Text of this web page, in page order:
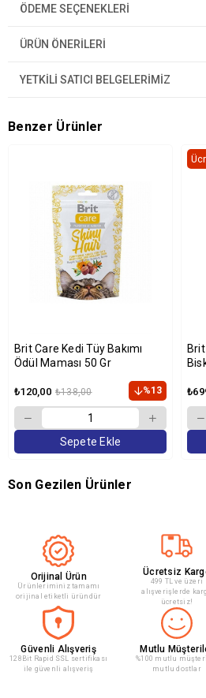
ÖDEME SEÇENEKLERI
ÜRÜN ÖNERILERI
YETKİLİ SATICI BELGELERİMİZ
Benzer Ürünler
Brit Care Kedi Tüy Bakımı
Ödül Maması 50 Gr
₺120,00 ₺138,00 %13
Sepete Ekle
Son Gezilen Ürünler
Orijinal Ürün
Ürünleriminiz tamamı
orijinal etiketli üründür
Ücretsiz
499 TL ve üzeri
alışverişlerde
ücretsiz!
Güvenli Alışveriş
128Bit Rapid SSL sertifikası
ile güvenli alışveriş
Mutlu
%100 mutlu
mutlu dostlar